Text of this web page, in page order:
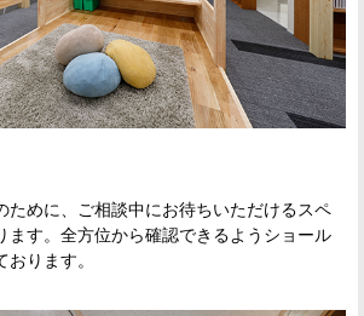
ために、ご相談中にお待ちいただけるスペ
ます。全方位から確認できるようショール
ります。